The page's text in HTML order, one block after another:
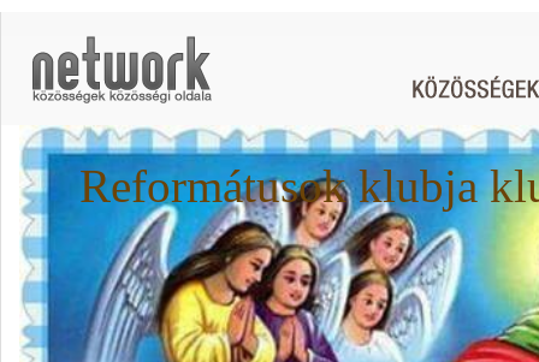
Reformátusok klubja